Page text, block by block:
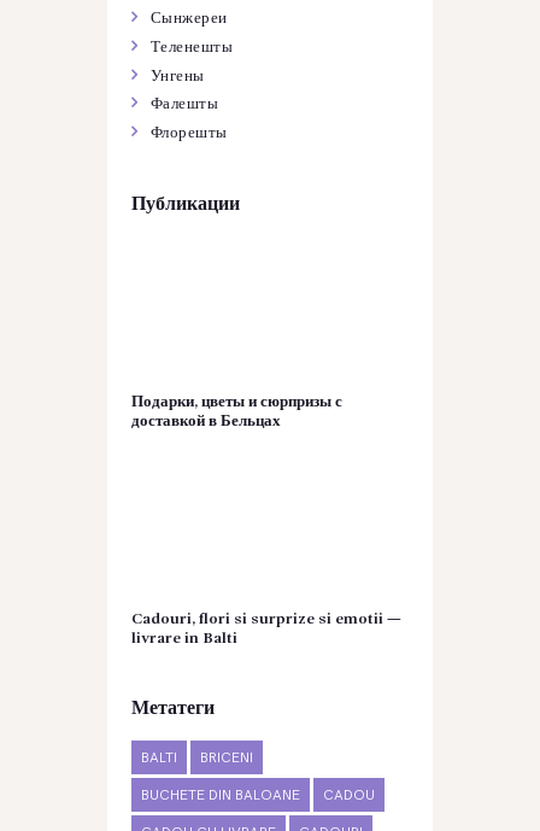
Сынжереи
Теленешты
Унгены
Фалешты
Флорешты
Публикации
Подарки, цветы и сюрпризы с
доставкой в Бельцах
Cadouri, flori si surprize si emotii —
livrare in Balti
Метатеги
BALTI BRICENI
BUCHETE DIN BALOANE CADOU